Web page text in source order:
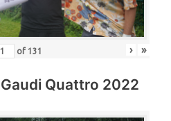
of 131 › »
Quattro 2022